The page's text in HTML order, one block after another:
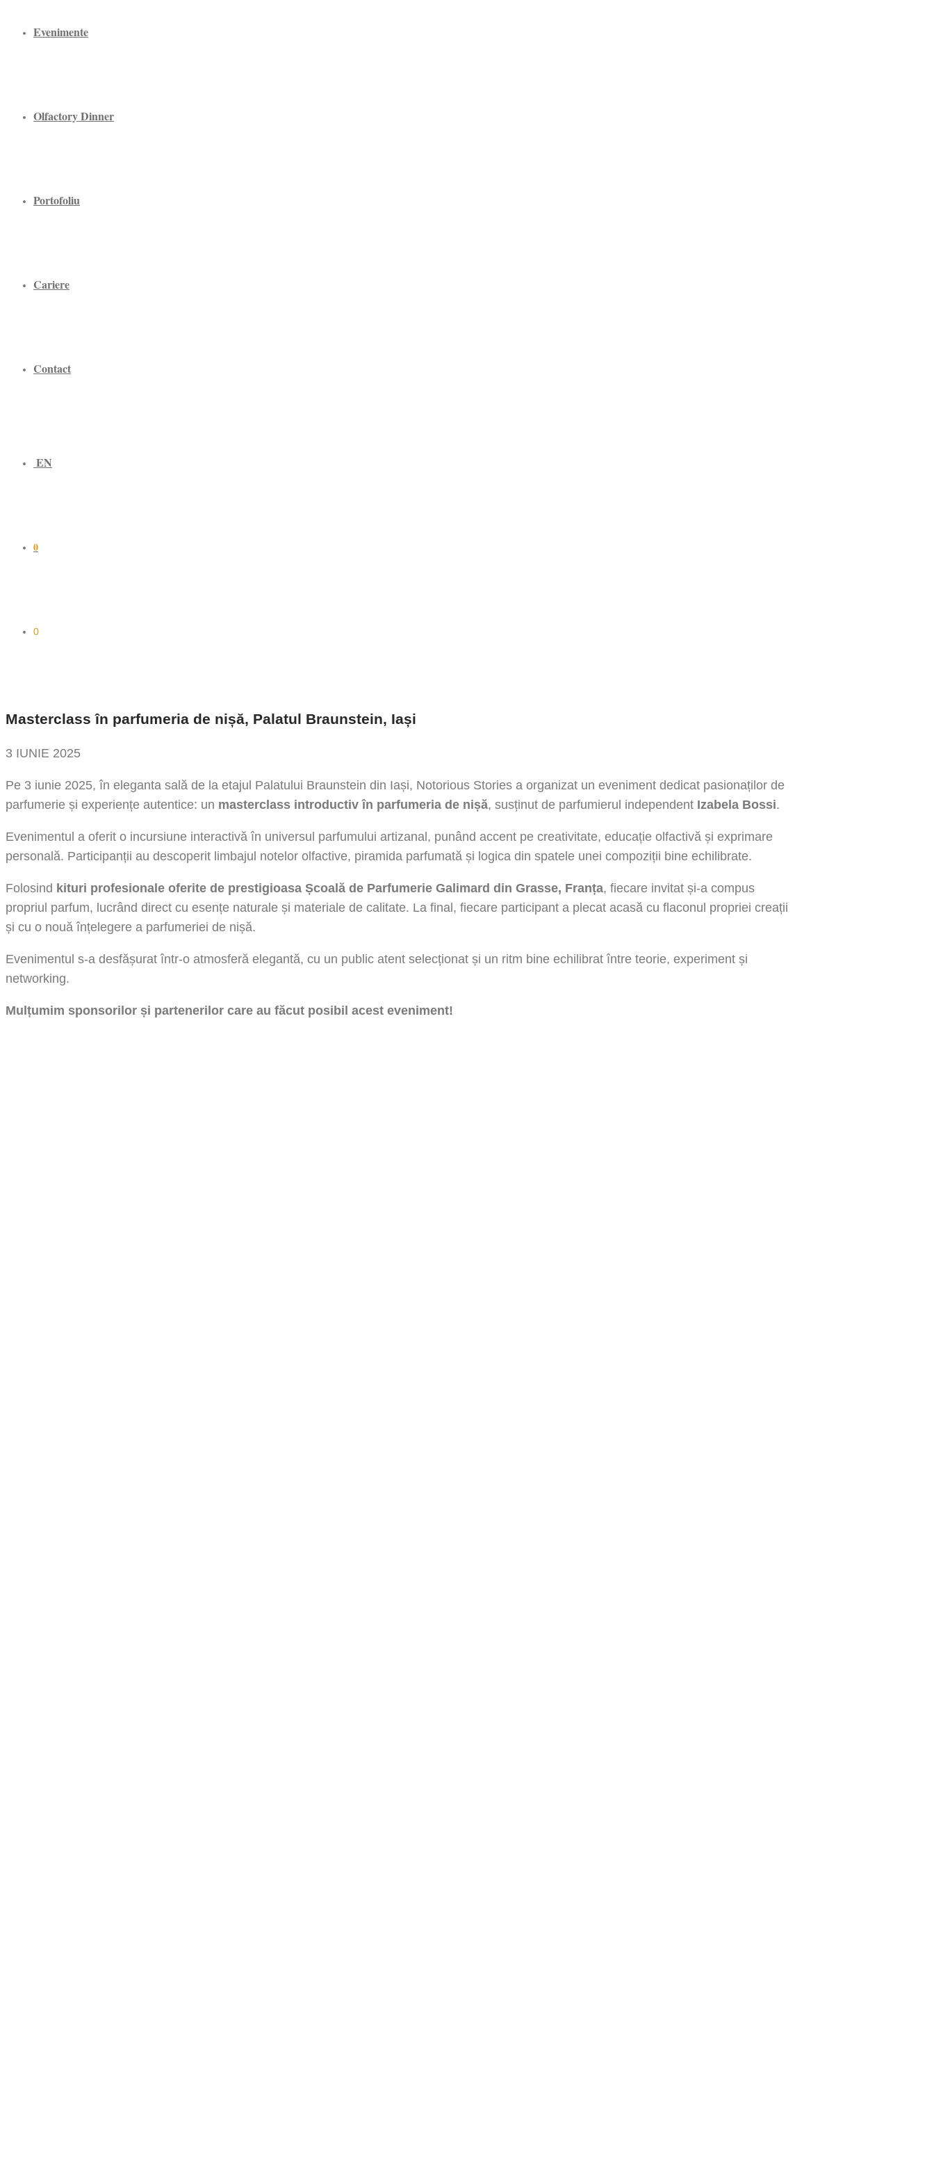
Evenimente
Olfactory Dinner
Portofoliu
Cariere
Contact
EN
0
0
Masterclass în parfumeria de nișă, Palatul Braunstein, Iași
3 IUNIE 2025
Pe 3 iunie 2025, în eleganta sală de la etajul Palatului Braunstein din Iași, Notorious Stories a organizat un eveniment dedicat pasionaților de
parfumerie și experiențe autentice: un masterclass introductiv în parfumeria de nișă, susținut de parfumierul independent Izabela Bossi.
Evenimentul a oferit o incursiune interactivă în universul parfumului artizanal, punând accent pe creativitate, educație olfactivă și exprimare
personală. Participanții au descoperit limbajul notelor olfactive, piramida parfumată și logica din spatele unei compoziții bine echilibrate.
Folosind kituri profesionale oferite de prestigioasa Școală de Parfumerie Galimard din Grasse, Franța, fiecare invitat și-a compus
propriul parfum, lucrând direct cu esențe naturale și materiale de calitate. La final, fiecare participant a plecat acasă cu flaconul propriei creații
și cu o nouă înțelegere a parfumeriei de nișă.
Evenimentul s-a desfășurat într-o atmosferă elegantă, cu un public atent selecționat și un ritm bine echilibrat între teorie, experiment și
networking.
Mulțumim sponsorilor și partenerilor care au făcut posibil acest eveniment!